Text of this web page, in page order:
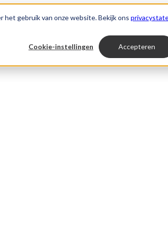
gebruik van onze website. Bekijk ons
Cookie-instellingen Accepteren